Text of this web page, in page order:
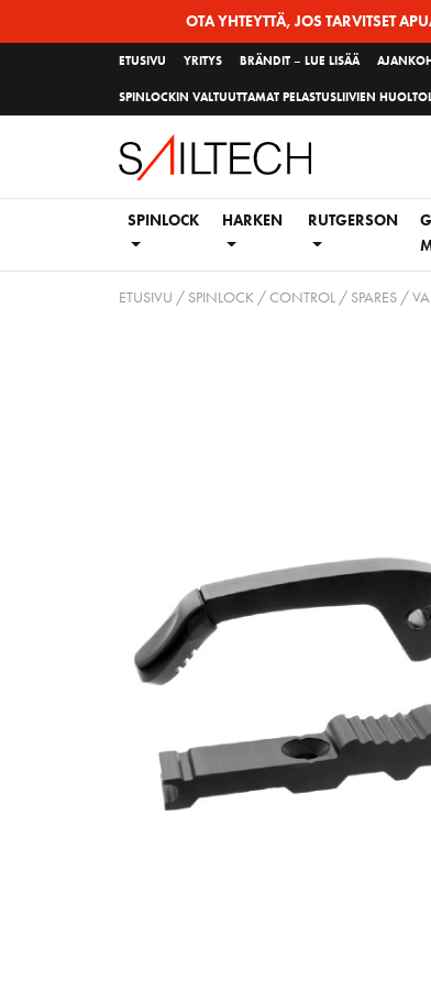
OTA YHTEYTTÄ, JOS TARVITSET
ETUSIVU YRITYS BRÄNDIT – LUE LISÄÄ
SPINLOCKIN VALTUUTTAMAT PELASTUSLIIVIEN
SPINLOCK HARKEN RUTGERSON
ETUSIVU / SPINLOCK/CONTROL/ SPARES /